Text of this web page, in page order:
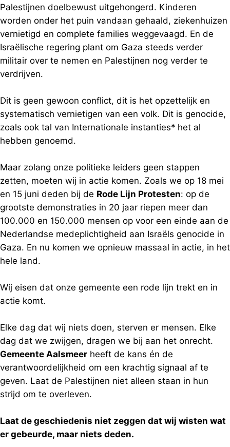
Palestijnen doelbewust uitgehongerd. Kinderen
worden onder het puin vandaan gehaald, ziekenhuizen
vernietigd en complete families weggevaagd. En de
Israëlische regering plant om Gaza steeds verder
militair over te nemen en Palestijnen nog verder te
verdrijven.
Dit is geen gewoon conflict, dit is het opzettelijk en
systematisch vernietigen van een volk. Dit is genocide,
zoals ook tal van Internationale instanties* het al
hebben genoemd.
Maar zolang onze politieke leiders geen stappen
zetten, moeten wij in actie komen. Zoals we op 18 mei
en 15 juni deden bij de Rode Lijn Protesten: op de
grootste demonstraties in 20 jaar riepen meer dan
100.000 en 150.000 mensen op voor een einde aan de
Nederlandse medeplichtigheid aan Israëls genocide in
Gaza. En nu komen we opnieuw massaal in actie, in het
hele land.
Wij eisen dat onze gemeente een rode lijn trekt en in
actie komt.
Elke dag dat wij niets doen, sterven er mensen. Elke
dag dat we zwijgen, dragen we bij aan het onrecht.
Gemeente Aalsmeer heeft de kans én de
verantwoordelijkheid om een krachtig signaal af te
geven. Laat de Palestijnen niet alleen staan in hun
strijd om te overleven.
Laat de geschiedenis niet zeggen dat wij wisten wat
er gebeurde, maar niets deden.